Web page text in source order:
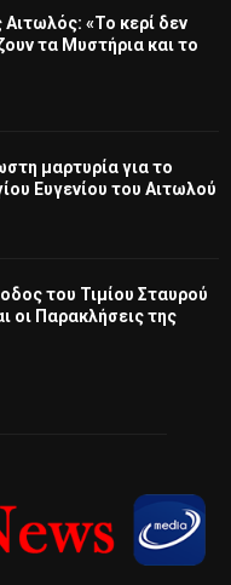
«Το κερί δεν
τα Μυστήρια και το
μαρτυρία για το
Ευγενίου του Αιτωλού
του Τιμίου Σταυρού
οι Παρακλήσεις της